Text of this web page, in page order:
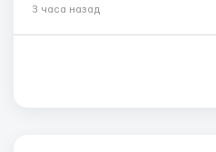
3 часа назад